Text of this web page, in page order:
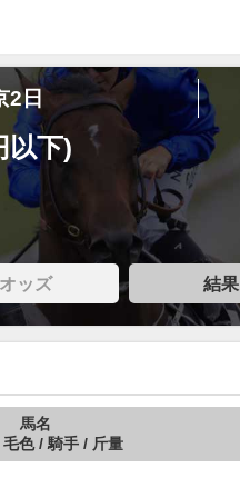
2日
以下)
オッズ 結果
馬名
色 / 騎手 / 斤量